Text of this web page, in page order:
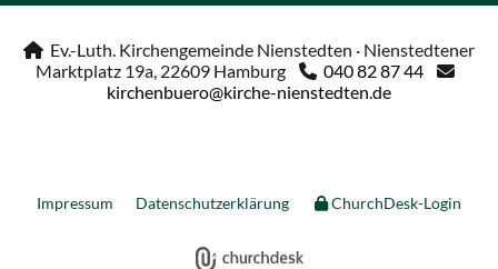
 Ev.-Luth. Kirchengemeinde Nienstedten · Nienstedtener
Marktplatz 19a, 22609 Hamburg
 040 82 87 44 
kirchenbuero@kirche-nienstedten.de
Impressum Datenschutzerklärung ChurchDesk-Login